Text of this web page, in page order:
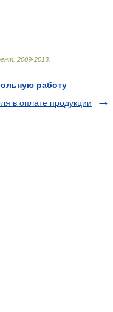
2009-2013
работу
в оплате продукции